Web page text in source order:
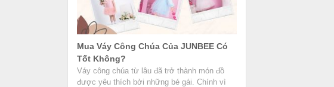
Mua Váy Công Chúa Của JUNBEE Có
Tốt Không?
Váy công chúa từ lâu đã trở thành món đồ
được yêu thích bởi những bé gái. Chính vì